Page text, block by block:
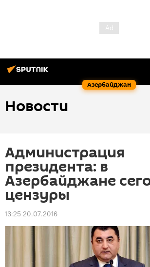
Азербайджан
Новости
Администрация
президента: в
Азербайджане
цензуры
13:25 20.07.2016